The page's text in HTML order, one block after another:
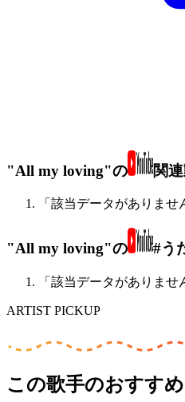
"All my loving"の 関
「該当データがありませ
"All my loving"の #う
「該当データがありませ
ARTIST PICKUP
この歌手のおすすめ